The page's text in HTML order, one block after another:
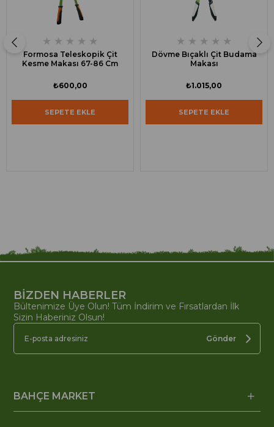
★ ★ ★ ★ ★
Formosa Teleskopik Çit
Kesme Makası 67-86 Cm
₺600,00
SEPETE EKLE
★ ★ ★ ★ ★
Dövme Bıçaklı Çit Budama
Makası
₺1.015,00
SEPETE EKLE
BİZDEN HABERLER
Bültenimize Üye Olun! Tüm İndirim ve Fırsatlardan İlk
Sizin Haberiniz Olsun!
Gönder
BAHÇE MARKET